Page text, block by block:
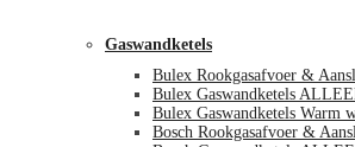
Gaswandketels
Bulex Rookgasafvoer &
Bulex Gaswandketels
Bulex Gaswandketels Warm
Bosch Rookgasafvoer &